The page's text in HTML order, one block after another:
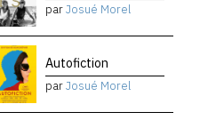
parJosué Morel
Autofiction
parJosué Morel